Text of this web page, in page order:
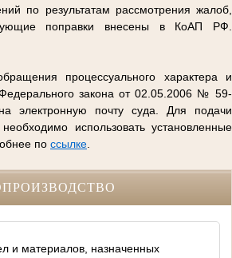
по результатам рассмотрения жалоб,
поправки внесены в КоАП РФ.
процессуального характера и
закона от 02.05.2006 № 59-
электронную почту суда. Для подачи
использовать установленные
по ссылке
и материалов, назначенных